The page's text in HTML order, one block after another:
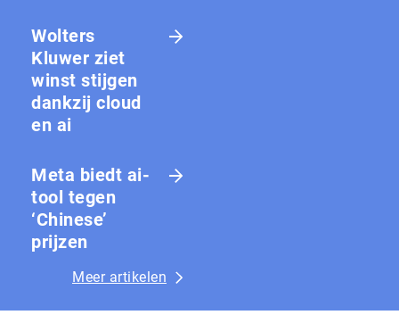
Wolters
Kluwer ziet
winst stijgen
dankzij cloud
en ai
Meta biedt ai-
tool tegen
‘Chinese’
prijzen
Meer artikelen